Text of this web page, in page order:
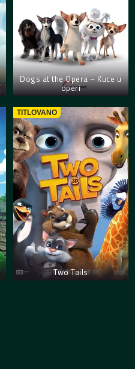
Dogs at the Opera – Kuce u
operi
TITLOVANO
Two Tails